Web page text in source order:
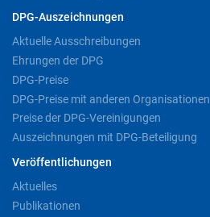
DPG-Auszeichnungen
Aktuelle Ausschreibungen
Ehrungen der DPG
DPG-Preise
DPG-Preise mit anderen Organisationen
Preise der DPG-Vereinigungen
Auszeichnungen mit DPG-Beteiligung
Veröffentlichungen
Aktuelles
Publikationen